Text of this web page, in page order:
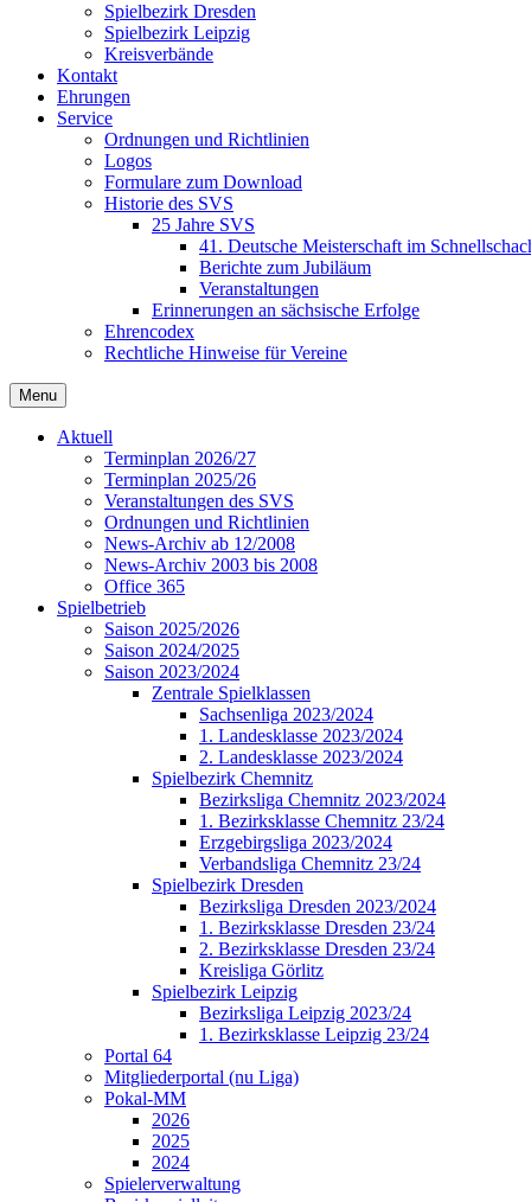
Spielbezirk Dresden
Spielbezirk Leipzig
Kreisverbände
Kontakt
Ehrungen
Service
Ordnungen und Richtlinien
Logos
Formulare zum Download
Historie des SVS
25 Jahre SVS
41. Deutsche Meisterschaft im
Berichte zum Jubiläum
Veranstaltungen
Erinnerungen an sächsische Erfolge
Ehrencodex
Rechtliche Hinweise für Vereine
Menu
Aktuell
Terminplan 2026/27
Terminplan 2025/26
Veranstaltungen des SVS
Ordnungen und Richtlinien
News-Archiv ab 12/2008
News-Archiv 2003 bis 2008
Office 365
Spielbetrieb
Saison 2025/2026
Saison 2024/2025
Saison 2023/2024
Zentrale Spielklassen
Sachsenliga 2023/2024
1. Landesklasse 2023/2024
2. Landesklasse 2023/2024
Spielbezirk Chemnitz
Bezirksliga Chemnitz 2023/2024
1. Bezirksklasse Chemnitz 23/24
Erzgebirgsliga 2023/2024
Verbandsliga Chemnitz 23/24
Spielbezirk Dresden
Bezirksliga Dresden 2023/2024
1. Bezirksklasse Dresden 23/24
2. Bezirksklasse Dresden 23/24
Kreisliga Görlitz
Spielbezirk Leipzig
Bezirksliga Leipzig 2023/24
1. Bezirksklasse Leipzig 23/24
Portal 64
Mitgliederportal (nu Liga)
Pokal-MM
2026
2025
2024
Spielerverwaltung